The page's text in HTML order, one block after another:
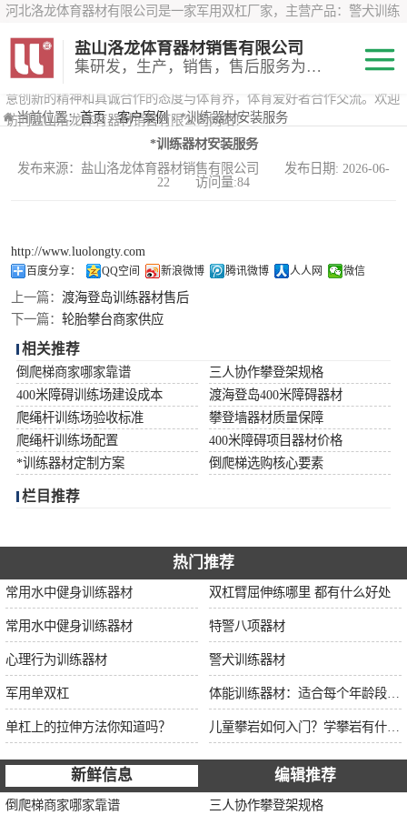
河北洛龙体育器材有限公司是一家军用双杠厂家，主营产品：警犬训练
*训练器材、400米障碍器材、军用单杠、军用双杠、军犬训练器材等训
练器材，咨询攀岩墙价格？在线咨询客服，公司以顾客至上的原则，锐
意创新的精神和真诚合作的态度与体育界，体育爱好者合作交流。欢迎
访问盐山洛龙体育器材销售有限公司网站！
盐山洛龙体育器材销售有限公司
集研发，生产，销售，售后服务为一体
当前位置：首页›客户案例› *训练器材安装服务
*训练器材安装服务
发布来源：盐山洛龙体育器材销售有限公司 发布日期: 2026-06-
22 访问量:84
http://www.luolongty.com
百度分享： QQ空间 新浪微博 腾讯微博 人人网 微信
上一篇： 渡海登岛训练器材售后
下一篇： 轮胎攀台商家供应
相关推荐
倒爬梯商家哪家靠谱
三人协作攀登架规格
400米障碍训练场建设成本
渡海登岛400米障碍器材
爬绳杆训练场验收标准
攀登墙器材质量保障
爬绳杆训练场配置
400米障碍项目器材价格
*训练器材定制方案
倒爬梯选购核心要素
栏目推荐
热门推荐
常用水中健身训练器材 双杠臂屈伸练哪里 都有什么好处
常用水中健身训练器材 特警八项器材
心理行为训练器材 警犬训练器材
军用单双杠
单杠上的拉伸方法你知道吗？
新鲜信息 编辑推荐
倒爬梯商家哪家靠谱 三人协作攀登架规格
200米障碍器材
心理行为训练器
警犬训练器材
军用单双杠
400米障碍器材